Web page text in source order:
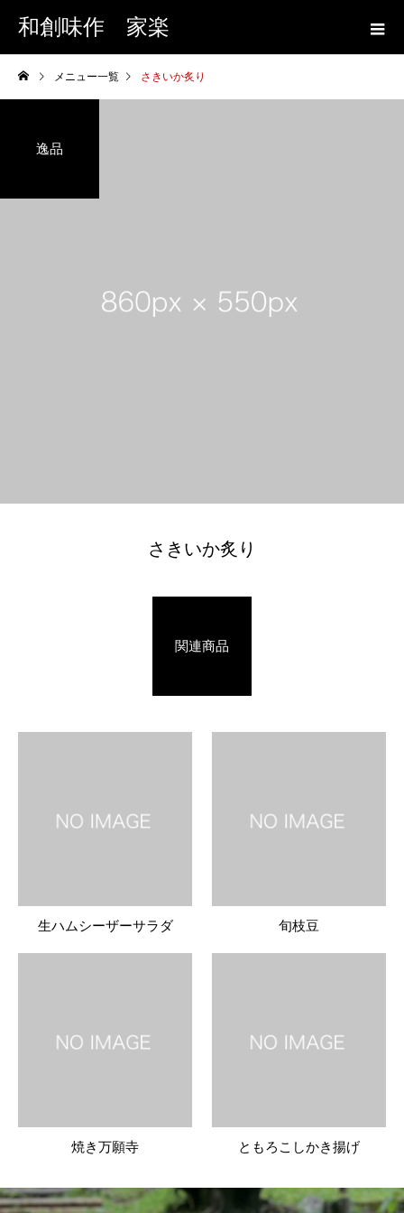
和創味作 家楽
メニュー一覧 さきいか炙り
逸品
さきいか炙り
関連商品
生ハムシーザーサラダ 旬枝豆
焼き万願寺 ともろこしかき揚げ